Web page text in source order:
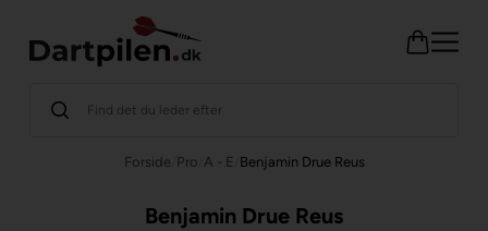
Forside Pro A - E Benjamin Drue Reus
Benjamin Drue Reus